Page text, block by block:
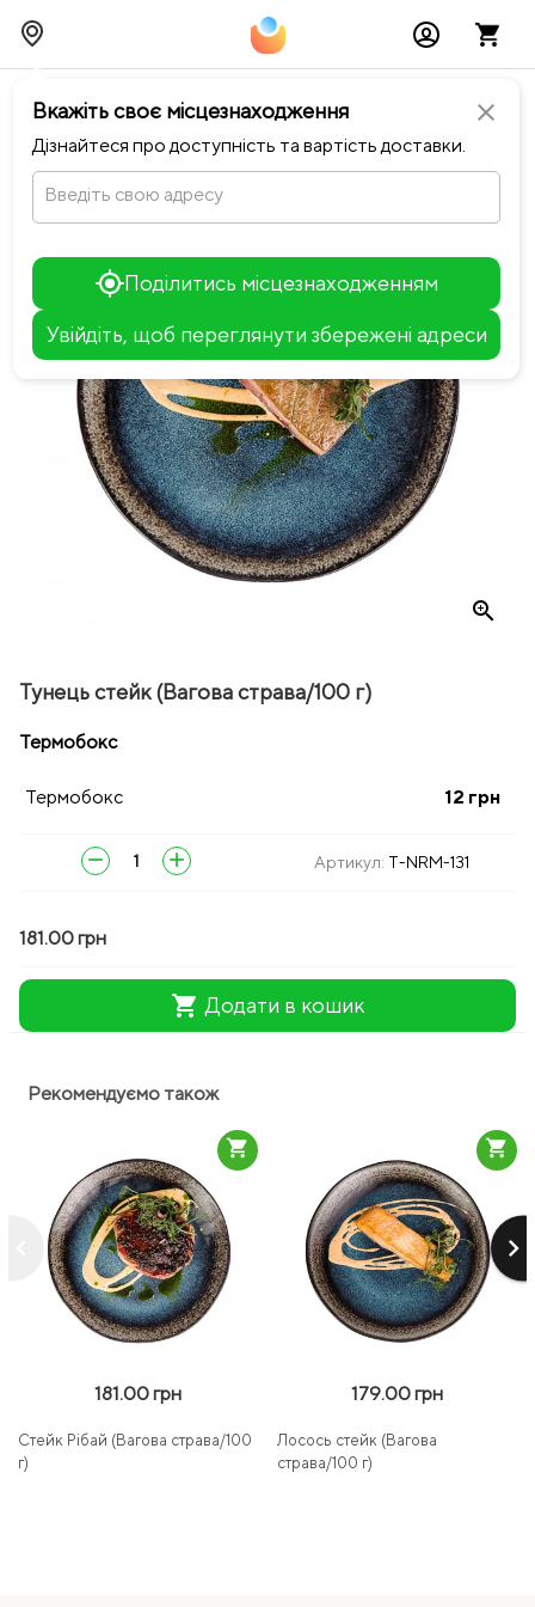
close
Вкажіть своє місцезнаходження
Дізнайтеся про доступність та вартість доставки.
Введіть свою адресу
Поділитись місцезнаходженням
Увійдіть, щоб переглянути збережені адреси
chevron_leftПовернутися до NEO ROOM
zoom_in
Тунець стейк (Вагова страва/100 г)
Термобокс
Термобокс 12 грн
remove add Артикул: T-NRM-131
181.00 грн
shopping_cart Додати в кошик
Рекомендуємо також
keyboard_arrow_right
181.00 грн
Стейк Рібай (Вагова страва/100
г)
shopping_cart
179.00 грн
Лосось стейк (Вагова
страва/100 г)
shopping_cart